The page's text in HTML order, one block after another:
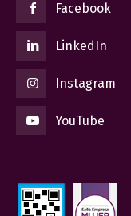
Facebook
LinkedIn
Instagram
YouTube